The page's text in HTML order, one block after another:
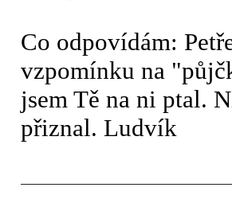
Co odpovídám:
vzpomínku na
jsem Tě na ni ptal.
přiznal. Ludvík